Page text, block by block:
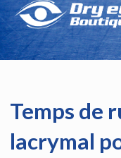
Temps de
lacrymal